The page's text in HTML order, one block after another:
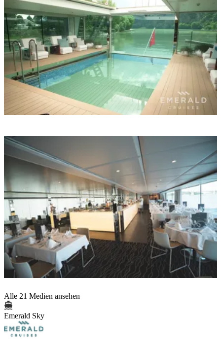
Alle 21 Medien ansehen
Emerald Sky